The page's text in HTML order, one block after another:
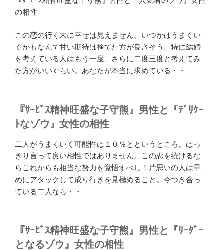
の相性
この恋の行く末に幸せは見えません。いつかはうまくい
くかもなんて甘い期待は捨てた方が良さそう。特に結婚
を考えている人はもう一度、さらに二度三度と考えてみ
た方がいいぐらい。あなたが本当に求めている・・
『ｻｰﾋﾞｽ精神旺盛な子守熊』男性と『ﾃﾞﾘｹｰ
ﾄなゾウ』女性の相性
二人がうまくいく可能性は１０％とというところ。はっ
きり言って良い相性ではありません。この恋を続けるな
らこれからも相当な努力を覚悟すべし！片思いの人は早
めにアタックして成り行きを見極めること。今つき合っ
ている二人なら・・
『ｻｰﾋﾞｽ精神旺盛な子守熊』男性と『ﾘｰﾀﾞｰ
となるゾウ』女性の相性